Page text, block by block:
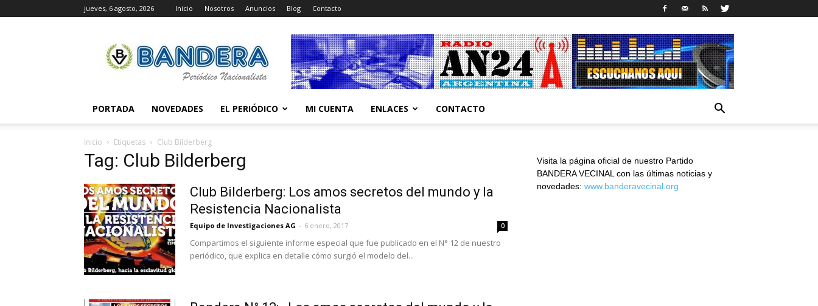
jueves, 6 agosto, 2026 Inicio Nosotros Anuncios Blog Contacto
Bandera
PORTADA NOVEDADES EL PERIÓDICO MI CUENTA ENLACES CONTACTO
Inicio Etiquetas Club Bilderberg
Tag: Club Bilderberg
Club Bilderberg: Los amos secretos del mundo y la
Resistencia Nacionalista
Equipo de Investigaciones AG - 6 enero, 2017 0
Compartimos el siguiente informe especial que fue publicado en el N° 12 de nuestro
periódico, que explica en detalle cómo surgió el modelo del...
Visita la página oficial de nuestro Partido
BANDERA VECINAL con las últimas noticias y
novedades: www.banderavecinal.org